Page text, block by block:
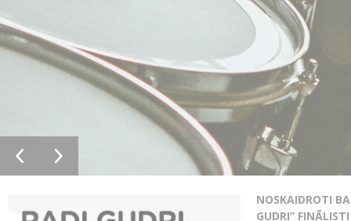
NOSKAIDROTI
GUDRI” FINĀLISTI